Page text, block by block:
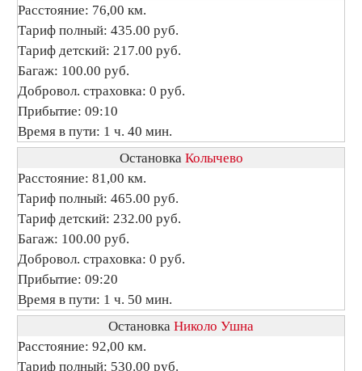
Расстояние: 76,00 км.
Тариф полный: 435.00 руб.
Тариф детский: 217.00 руб.
Багаж: 100.00 руб.
Добровол. страховка: 0 руб.
Прибытие: 09:10
Время в пути: 1 ч. 40 мин.
Остановка Колычево
Расстояние: 81,00 км.
Тариф полный: 465.00 руб.
Тариф детский: 232.00 руб.
Багаж: 100.00 руб.
Добровол. страховка: 0 руб.
Прибытие: 09:20
Время в пути: 1 ч. 50 мин.
Остановка Николо Ушна
Расстояние: 92,00 км.
Тариф полный: 530.00 руб.